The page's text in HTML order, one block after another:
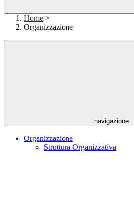
Home >
Organizzazione
navigazione
Organizzazione
Struttura Organizzativa